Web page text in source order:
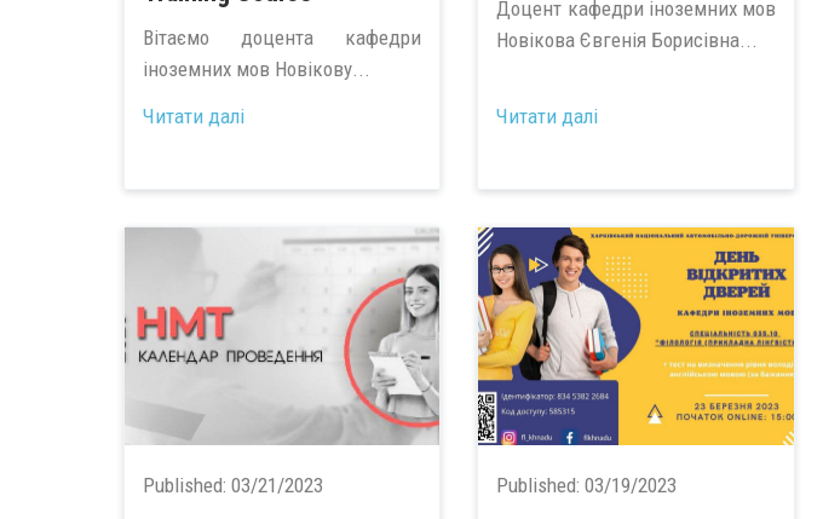
Вітаємо доцента кафедри
іноземних мов Новікову...
Читати далі
Доцент кафедри іноземних мов
Новікова Євгенія Борисівна...
Читати далі
Published: 03/21/2023 Published:03/19/2023